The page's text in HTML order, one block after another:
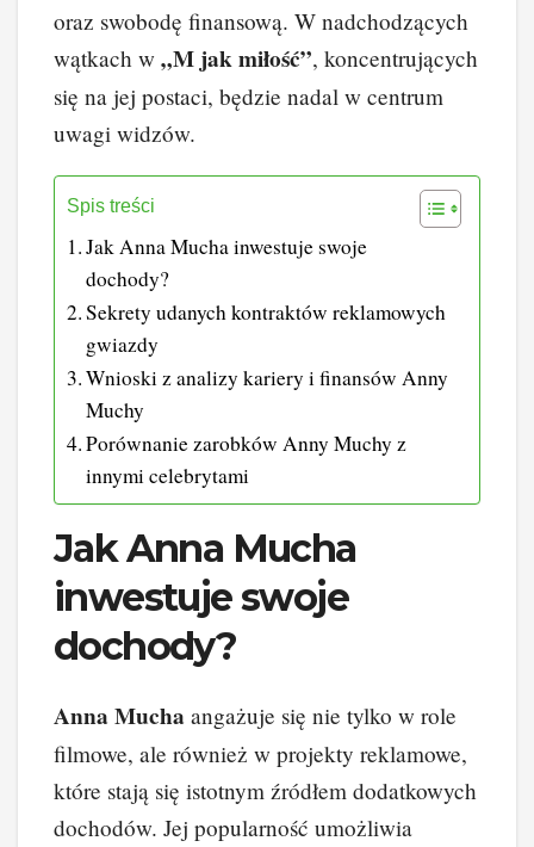
oraz swobodę finansową. W nadchodzących
wątkach w „M jak miłość”, koncentrujących
się na jej postaci, będzie nadal w centrum
uwagi widzów.
Spis treści
Jak Anna Mucha inwestuje swoje
dochody?
Sekrety udanych kontraktów reklamowych
gwiazdy
Wnioski z analizy kariery i finansów Anny
Muchy
Porównanie zarobków Anny Muchy z
innymi celebrytami
Jak Anna Mucha
inwestuje swoje
dochody?
Anna Mucha angażuje się nie tylko w role
filmowe, ale również w projekty reklamowe,
które stają się istotnym źródłem dodatkowych
dochodów. Jej popularność umożliwia